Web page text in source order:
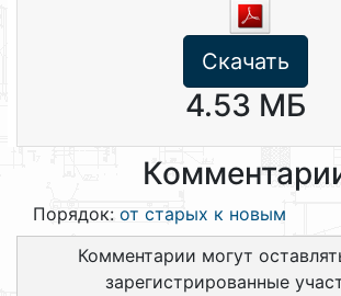
Скачать
4.53 МБ
Порядок: от старых к новым
Комментарии могут
зарегистрированные